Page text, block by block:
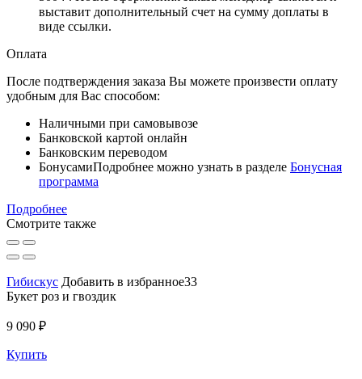
выставит дополнительный счет на сумму доплаты в
виде ссылки.
Оплата
После подтверждения заказа Вы можете произвести оплату
удобным для Вас способом:
Наличными при самовывозе
Банковской картой онлайн
Банковским переводом
БонусамиПодробнее можно узнать в разделе Бонусная
программа
Подробнее
Смотрите также
Гибискус Добавить в избранное33
Букет роз и гвоздик
9 090 ₽
Купить